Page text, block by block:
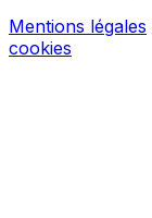
Mentions légales
cookies